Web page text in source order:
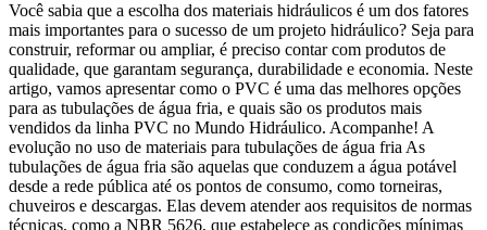
Você sabia que a escolha dos materiais hidráulicos é um dos fatores
mais importantes para o sucesso de um projeto hidráulico? Seja para
construir, reformar ou ampliar, é preciso contar com produtos de
qualidade, que garantam segurança, durabilidade e economia. Neste
artigo, vamos apresentar como o PVC é uma das melhores opções
para as tubulações de água fria, e quais são os produtos mais
vendidos da linha PVC no Mundo Hidráulico. Acompanhe! A
evolução no uso de materiais para tubulações de água fria As
tubulações de água fria são aquelas que conduzem a água potável
desde a rede pública até os pontos de consumo, como torneiras,
chuveiros e descargas. Elas devem atender aos requisitos de normas
técnicas, como a NBR 5626, que estabelece as condições mínimas